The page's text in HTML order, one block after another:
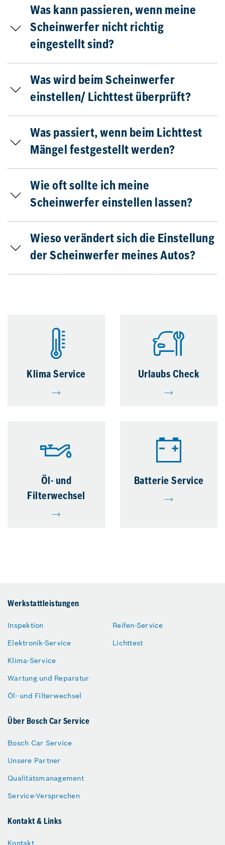
Was kann passieren, wenn meine
Scheinwerfer nicht richtig
eingestellt sind?
Was wird beim Scheinwerfer
einstellen/ Lichttest überprüft?
Was passiert, wenn beim Lichttest
Mängel festgestellt werden?
Wie oft sollte ich meine
Scheinwerfer einstellen lassen?
Wieso verändert sich die Einstellung
der Scheinwerfer meines Autos?
Klima Service Urlaubs Check
Öl- und
Filterwechsel
Batterie Service
Werkstattleistungen
Inspektion
Elektronik-Service
Klima-Service
Wartung und Reparatur
Öl- und Filterwechsel
Reifen-Service
Lichttest
Über Bosch Car Service
Bosch Car Service
Unsere Partner
Qualitätsmanagement
Service-Versprechen
Kontakt & Links
Kontakt